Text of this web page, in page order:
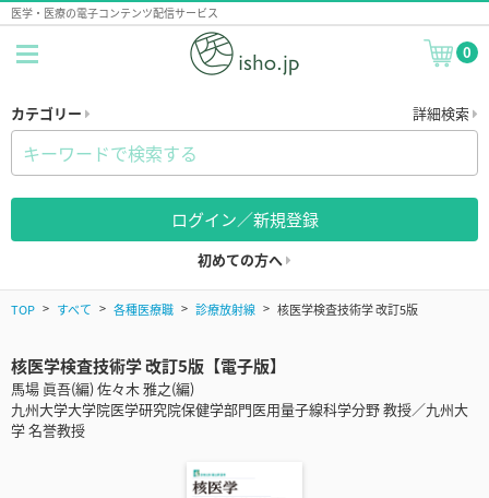
医学・医療の電子コンテンツ配信サービス
0
カテゴリー 詳細検索
ログイン／新規登録
初めての方へ
TOP すべて 各種医療職 診療放射線 核医学検査技術学 改訂5版
核医学検査技術学 改訂5版【電子版】
馬場 眞吾(編) 佐々木 雅之(編)
九州大学大学院医学研究院保健学部門医用量子線科学分野 教授／九州大
学 名誉教授